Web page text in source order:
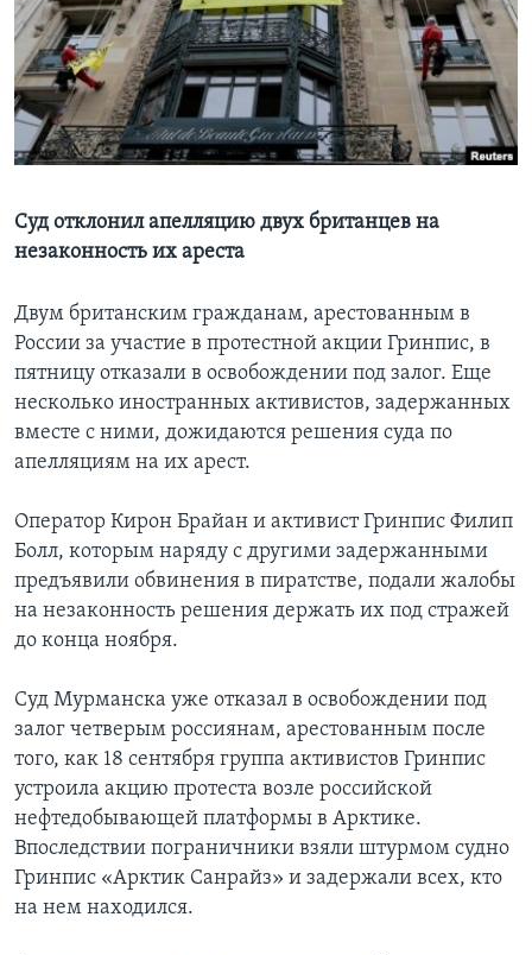
Learning English
СОЦИАЛЬНЫЕ СЕТИ
Языки
Суд отклонил апелляцию двух британцев на
незаконность их ареста
Двум британским гражданам, арестованным в
России за участие в протестной акции Гринпис, в
пятницу отказали в освобождении под залог. Еще
несколько иностранных активистов, задержанных
вместе с ними, дожидаются решения суда по
апелляциям на их арест.
Оператор Кирон Брайан и активист Гринпис Филип
Болл, которым наряду с другими задержанными
предъявили обвинения в пиратстве, подали жалобы
на незаконность решения держать их под стражей
до конца ноября.
Суд Мурманска уже отказал в освобождении под
залог четверым россиянам, арестованным после
того, как 18 сентября группа активистов Гринпис
устроила акцию протеста возле российской
нефтедобывающей платформы в Арктике.
Впоследствии пограничники взяли штурмом судно
Гринпис «Арктик Санрайз» и задержали всех, кто
на нем находился.